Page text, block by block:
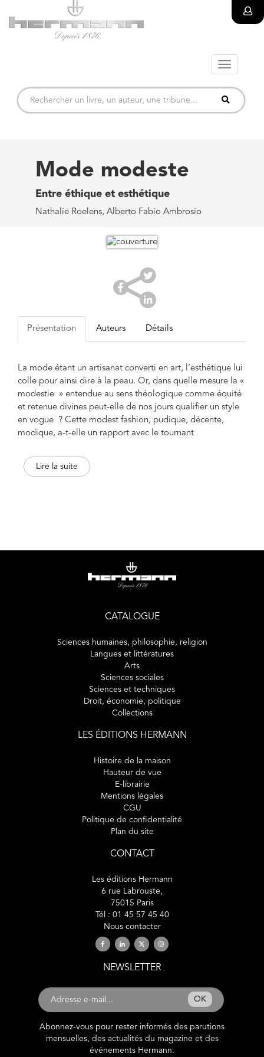
Toggle
Mode modeste
Entre éthique et esthétique
Nathalie Roelens, Alberto Fabio Ambrosio
Présentation Auteurs Détails
La mode étant un artisanat converti en art, l’esthétique lui
colle pour ainsi dire à la peau. Or, dans quelle mesure la «
modestie » entendue au sens théologique comme équité
et retenue divines peut-elle de nos jours qualifier un style
en vogue ? Cette modest fashion, pudique, décente,
modique, a-t-elle un rapport avec le tournant
comportements « vertueux » prônés par celui-ci font-ils
écho à la vertu comme exigence de pudicité ? Comment
vestimentaires plus radicales), ce volume « détricote » les
préjugés contre une mode réputée frivole ou futile. Les
articles, tout en nuances, ainsi que les deux performances
artistiques qu’ils escortent, proposent un recentrage sur
d’être au monde et l’élégance comme grâce profane.
Lire la suite
CATALOGUE
Sciences humaines, philosophie, religion
Langues et littératures
Arts
Sciences sociales
Sciences et techniques
Droit, économie, politique
Collections
LES ÉDITIONS HERMANN
Histoire de la maison
Hauteur de vue
E-librairie
Mentions légales
CGU
Politique de confidentialité
Plan du site
CONTACT
Les éditions Hermann
6 rue Labrouste,
75015 Paris
Tél : 01 45 57 45 40
Nous contacter
NEWSLETTER
OK
Abonnez-vous pour rester informés des parutions
mensuelles, des actualités du magazine et des
événements Hermann.